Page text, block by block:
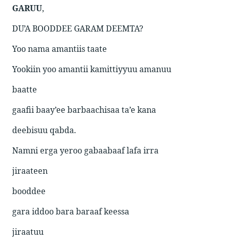
GARUU,
DU’A BOODDEE GARAM DEEMTA?
Yoo nama amantiis taate
Yookiin yoo amantii kamittiyyuu amanuu
baatte
gaafii baay’ee barbaachisaa ta’e kana
deebisuu qabda.
Namni erga yeroo gabaabaaf lafa irra
jiraateen
booddee
gara iddoo bara baraaf keessa
jiraatuu